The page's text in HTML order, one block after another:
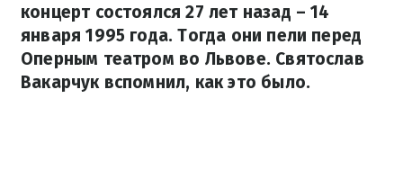
концерт состоялся 27 лет назад – 14
января 1995 года. Тогда они пели перед
Оперным театром во Львове. Святослав
Вакарчук вспомнил, как это было.